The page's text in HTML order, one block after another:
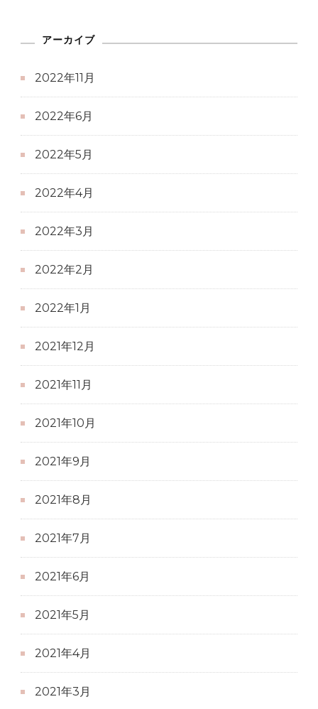
アーカイブ
2022年11月
2022年6月
2022年5月
2022年4月
2022年3月
2022年2月
2022年1月
2021年12月
2021年11月
2021年10月
2021年9月
2021年8月
2021年7月
2021年6月
2021年5月
2021年4月
2021年3月